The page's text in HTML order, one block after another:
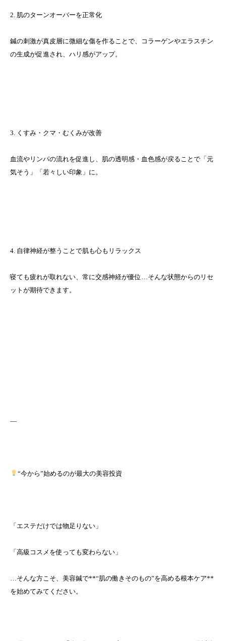
2. 肌のターンオーバーを正常化
鍼の刺激が真皮層に微細な傷を作ることで、コラーゲンやエラスチン
の生成が促進され、ハリ感がアップ。
3. くすみ・クマ・むくみが改善
血流やリンパの流れを促進し、肌の透明感・血色感が戻ることで「元
気そう」「若々しい印象」に。
4. 自律神経が整うことで肌も心もリラックス
寝ても疲れが取れない、常に交感神経が優位…そんな状態からのリセ
ットが期待できます。
—
“今から”始めるのが最大の美容投資
「エステだけでは物足りない」
「高級コスメを使っても変わらない」
…そんな方こそ、美容鍼で**“肌の働きそのもの”を高める根本ケア**
を始めてみてください。